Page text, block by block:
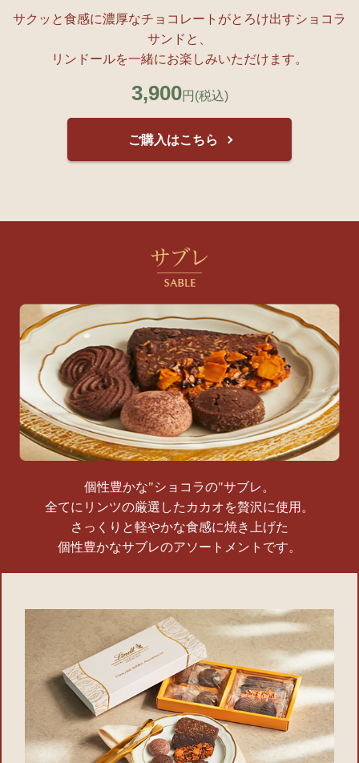
サクッと食感に濃厚なチョコレートがとろけ出すショコラ
サンドと、
リンドールを一緒にお楽しみいただけます。
3,900円 (税込)
ご購入はこちら
個性豊かな"ショコラの"サブレ。
全てにリンツの厳選したカカオを贅沢に使用。
さっくりと軽やかな食感に焼き上げた
個性豊かなサブレのアソートメントです。